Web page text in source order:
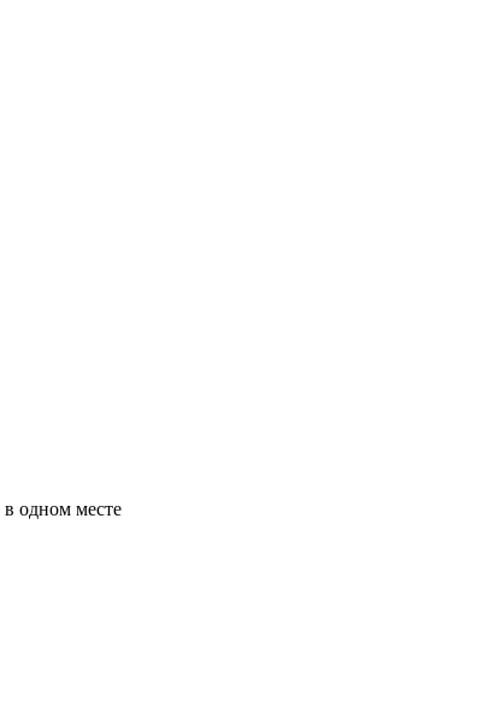
одном месте